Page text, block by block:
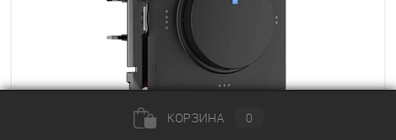
КОРЗИНА 0